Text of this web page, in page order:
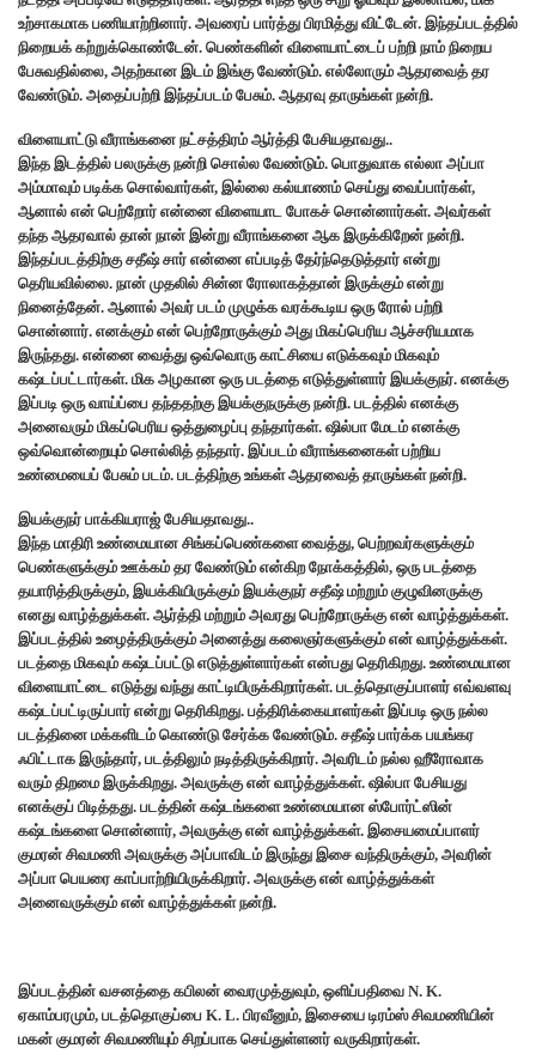
உற்சாகமாக பணியாற்றினார். அவரைப் பார்த்து பிரமித்து விட்டேன். இந்தப்படத்தில்
நிறையக் கற்றுக்கொண்டேன். பெண்களின் விளையாட்டைப் பற்றி நாம் நிறைய
பேசுவதில்லை, அதற்கான இடம் இங்கு வேண்டும். எல்லோரும் ஆதரவைத் தர
வேண்டும். அதைப்பற்றி இந்தப்படம் பேசும். ஆதரவு தாருங்கள் நன்றி.
விளையாட்டு வீராங்கனை நட்சத்திரம் ஆர்த்தி பேசியதாவது..
இந்த இடத்தில் பலருக்கு நன்றி சொல்ல வேண்டும். பொதுவாக எல்லா அப்பா
அம்மாவும் படிக்க சொல்வார்கள், இல்லை கல்யாணம் செய்து வைப்பார்கள்,
ஆனால் என் பெற்றோர் என்னை விளையாட போகச் சொன்னார்கள். அவர்கள்
தந்த ஆதரவால் தான் நான் இன்று வீராங்கனை ஆக இருக்கிறேன் நன்றி.
இந்தப்படத்திற்கு சதீஷ் சார் என்னை எப்படித் தேர்ந்தெடுத்தார் என்று
தெரியவில்லை. நான் முதலில் சின்ன ரோலாகத்தான் இருக்கும் என்று
நினைத்தேன். ஆனால் அவர் படம் முழுக்க வரக்கூடிய ஒரு ரோல் பற்றி
சொன்னார். எனக்கும் என் பெற்றோருக்கும் அது மிகப்பெரிய ஆச்சரியமாக
இருந்தது. என்னை வைத்து ஒவ்வொரு காட்சியை எடுக்கவும் மிகவும்
கஷ்டப்பட்டார்கள். மிக அழகான ஒரு படத்தை எடுத்துள்ளார் இயக்குநர். எனக்கு
இப்படி ஒரு வாய்ப்பை தந்ததற்கு இயக்குநருக்கு நன்றி. படத்தில் எனக்கு
அனைவரும் மிகப்பெரிய ஒத்துழைப்பு தந்தார்கள். ஷில்பா மேடம் எனக்கு
ஒவ்வொன்றையும் சொல்லித் தந்தார். இப்படம் வீராங்கனைகள் பற்றிய
உண்மையைப் பேசும் படம். படத்திற்கு உங்கள் ஆதரவைத் தாருங்கள் நன்றி.
இயக்குநர் பாக்கியராஜ் பேசியதாவது..
இந்த மாதிரி உண்மையான சிங்கப்பெண்களை வைத்து, பெற்றவர்களுக்கும்
பெண்களுக்கும் ஊக்கம் தர வேண்டும் என்கிற நோக்கத்தில், ஒரு படத்தை
தயாரித்திருக்கும், இயக்கியிருக்கும் இயக்குநர் சதீஷ் மற்றும் குழுவினருக்கு
எனது வாழ்த்துக்கள். ஆர்த்தி மற்றும் அவரது பெற்றோருக்கு என் வாழ்த்துக்கள்.
இப்படத்தில் உழைத்திருக்கும் அனைத்து கலைஞர்களுக்கும் என் வாழ்த்துக்கள்.
படத்தை மிகவும் கஷ்டப்பட்டு எடுத்துள்ளார்கள் என்பது தெரிகிறது. உண்மையான
விளையாட்டை எடுத்து வந்து காட்டியிருக்கிறார்கள். படத்தொகுப்பாளர் எவ்வளவு
கஷ்டப்பட்டிருப்பார் என்று தெரிகிறது. பத்திரிக்கையாளர்கள் இப்படி ஒரு நல்ல
படத்தினை மக்களிடம் கொண்டு சேர்க்க வேண்டும். சதீஷ் பார்க்க பயங்கர
ஃபிட்டாக இருந்தார், படத்திலும் நடித்திருக்கிறார். அவரிடம் நல்ல ஹீரோவாக
வரும் திறமை இருக்கிறது. அவருக்கு என் வாழ்த்துக்கள். ஷில்பா பேசியது
எனக்குப் பிடித்தது. படத்தின் கஷ்டங்களை உண்மையான ஸ்போர்ட்ஸின்
கஷ்டங்களை சொன்னார், அவருக்கு என் வாழ்த்துக்கள். இசையமைப்பாளர்
குமரன் சிவமணி அவருக்கு அப்பாவிடம் இருந்து இசை வந்திருக்கும், அவரின்
அப்பா பெயரை காப்பாற்றியிருக்கிறார். அவருக்கு என் வாழ்த்துக்கள்
அனைவருக்கும் என் வாழ்த்துக்கள் நன்றி.
இப்படத்தின் வசனத்தை கபிலன் வைரமுத்துவும், ஒளிப்பதிவை N. K.
ஏகாம்பரமும், படத்தொகுப்பை K. L. பிரவீனும், இசையை டிரம்ஸ் சிவமணியின்
மகன் குமரன் சிவமணியும் சிறப்பாக செய்துள்ளனர் வருகிறார்கள்.